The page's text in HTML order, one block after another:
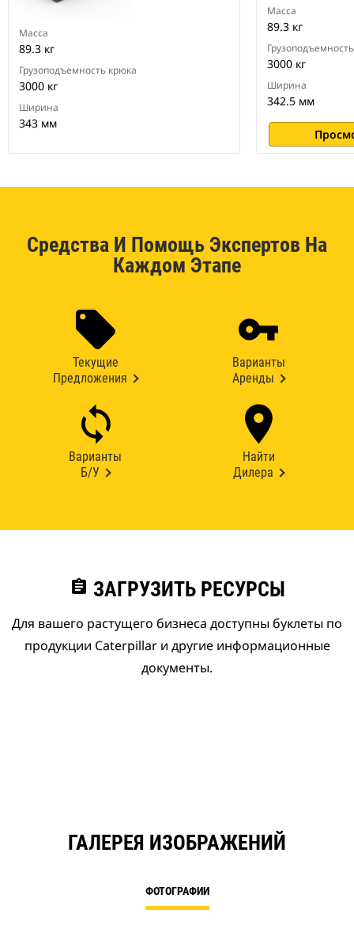
Масса
89.3 кг
Грузоподъемность крюка
3000 кг
Ширина
343 мм
Масса
89.3 кг
3000 кг
Ширина
342.5 мм
Средства И Помощь Экспертов На
Каждом Этапе
Текущие
Предложения
Варианты
Аренды
Варианты
Б/У
Найти
Дилера
assignment ЗАГРУЗИТЬ РЕСУРСЫ
Для вашего растущего бизнеса доступны буклеты по
продукции Caterpillar и другие информационные
документы.
ГАЛЕРЕЯ ИЗОБРАЖЕНИЙ
ФОТОГРАФИИ